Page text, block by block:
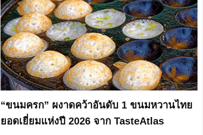
“ขนมครก” ผงาดคว้าอันดับ 1 ขนมหวานไทย
ยอดเยี่ยมแห่งปี 2026 จาก TasteAtlas